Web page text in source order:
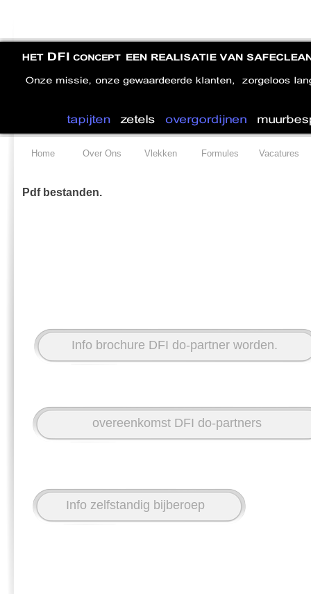
Home Over Ons Vlekken Formules Vacatures
Pdf bestanden.
Info brochure DFI do-partner worden.
Info zelfstandig bijberoep
overeenkomst DFI do-partners